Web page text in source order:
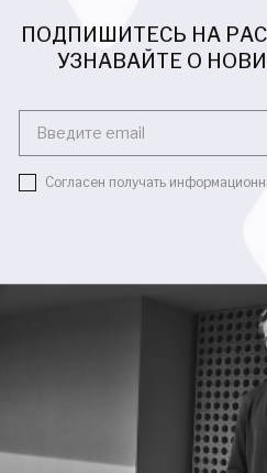
ПОДПИШИТЕСЬ НА
УЗНАВАЙТЕ О
Введите email
Согласен получать